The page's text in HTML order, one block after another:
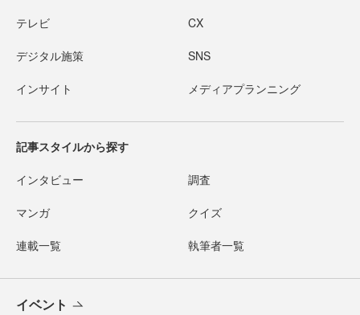
テレビ CX
デジタル施策 SNS
インサイト メディアプランニング
記事スタイルから探す
インタビュー 調査
マンガ クイズ
連載一覧 執筆者一覧
イベント